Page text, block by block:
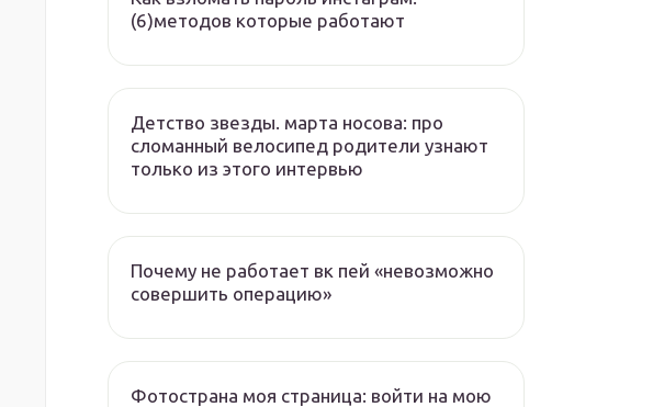
(6)методов которые работают
Детство звезды. марта носова: про
сломанный велосипед родители узнают
только из этого интервью
Почему не работает вк пей «невозможно
совершить операцию»
Фотострана моя страница: войти на мою